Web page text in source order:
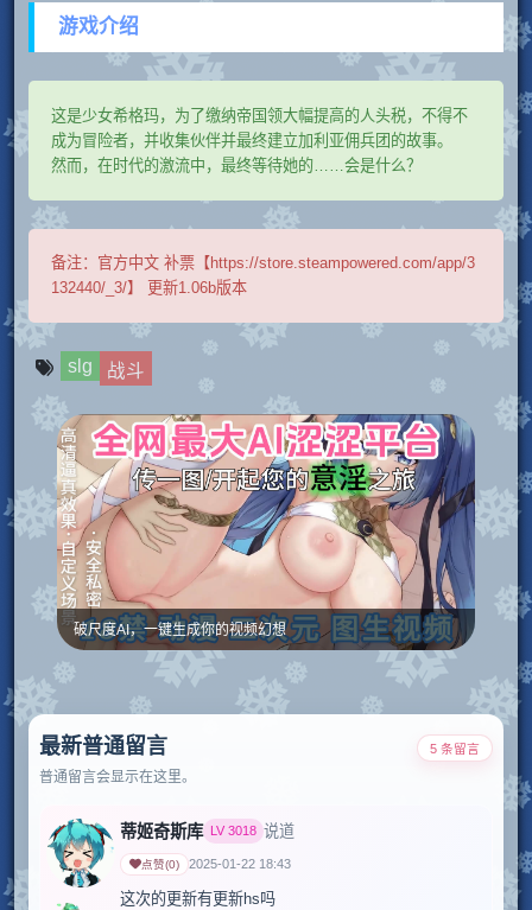
游戏介绍
这是少女希格玛，为了缴纳帝国领大幅提高的人头税，不得不
成为冒险者，并收集伙伴并最终建立加利亚佣兵团的故事。
然而，在时代的激流中，最终等待她的……会是什么？
备注： 官方中文 补票【https://store.steampowered.com/app/3
132440/_3/】 更新1.06b版本
slg 战斗
破尺度AI，一键生成你的视频幻想
最新普通留言
普通留言会显示在这里。
5 条留言
蒂姬奇斯库 LV3018 说道
点赞(0) 2025-01-22 18:43
这次的更新有更新hs吗